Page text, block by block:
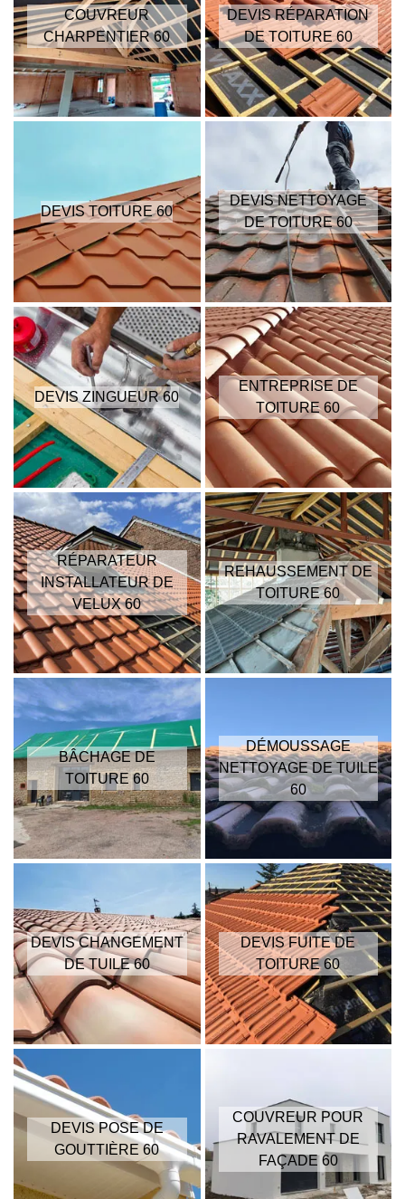
COUVREUR
CHARPENTIER 60
DEVIS RÉPARATION
DE TOITURE 60
DEVIS TOITURE 60
DEVIS NETTOYAGE
DE TOITURE 60
DEVIS ZINGUEUR 60
ENTREPRISE DE
TOITURE 60
RÉPARATEUR
INSTALLATEUR DE
VELUX 60
REHAUSSEMENT DE
TOITURE 60
BÂCHAGE DE
TOITURE 60
DÉMOUSSAGE
NETTOYAGE DE TUILE
60
DEVIS CHANGEMENT
DE TUILE 60
DEVIS FUITE DE
TOITURE 60
DEVIS POSE DE
GOUTTIÈRE 60
COUVREUR POUR
RAVALEMENT DE
FAÇADE 60